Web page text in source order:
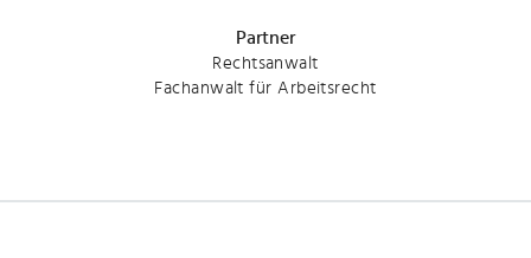
Partner
Rechtsanwalt
Fachanwalt für Arbeitsrecht